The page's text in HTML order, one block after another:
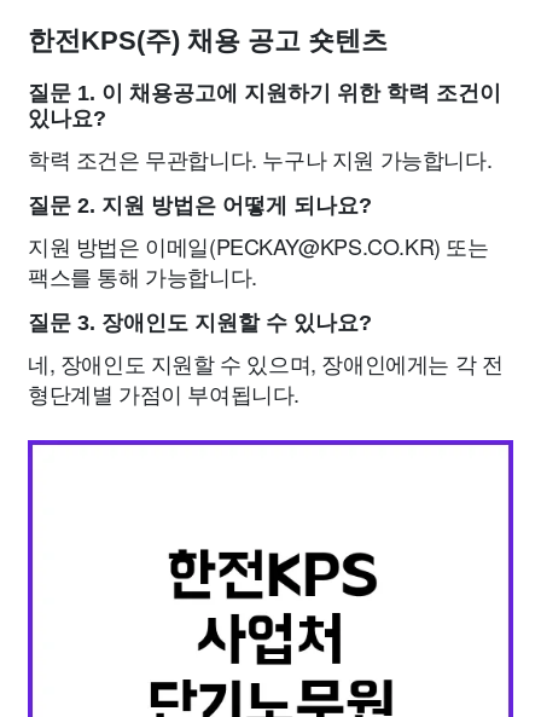
한전KPS(주) 채용 공고 숏텐츠
질문 1. 이 채용공고에 지원하기 위한 학력 조건이
있나요?
학력 조건은 무관합니다. 누구나 지원 가능합니다.
질문 2. 지원 방법은 어떻게 되나요?
지원 방법은 이메일(PECKAY@KPS.CO.KR) 또는
팩스를 통해 가능합니다.
질문 3. 장애인도 지원할 수 있나요?
네, 장애인도 지원할 수 있으며, 장애인에게는 각 전
형단계별 가점이 부여됩니다.